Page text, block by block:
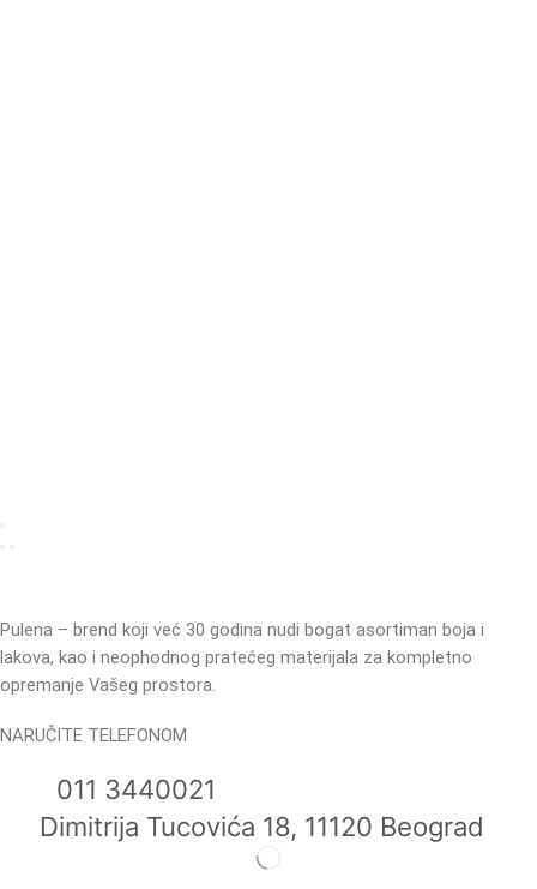
Pulena – brend koji već 30 godina nudi bogat asortiman boja i
lakova, kao i neophodnog pratećeg materijala za kompletno
opremanje Vašeg prostora.
NARUČITE TELEFONOM
011 3440021
Dimitrija Tucovića 18, 11120 Beograd